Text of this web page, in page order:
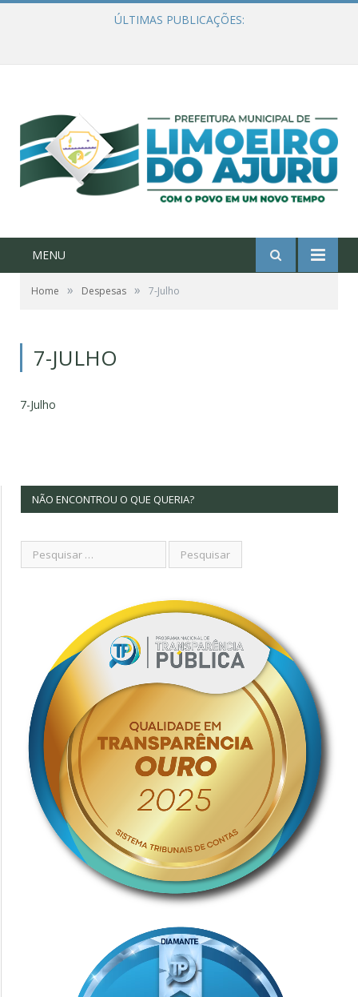
ÚLTIMAS PUBLICAÇÕES:
MENU
Home » Despesas » 7-Julho
7-JULHO
7-Julho
NÃO ENCONTROU O QUE QUERIA?